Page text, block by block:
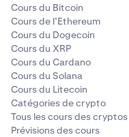
Cours du Bitcoin
Cours de l’Ethereum
Cours du Dogecoin
Cours du XRP
Cours du Cardano
Cours du Solana
Cours du Litecoin
Catégories de crypto
Tous les cours des cryptos
Prévisions des cours